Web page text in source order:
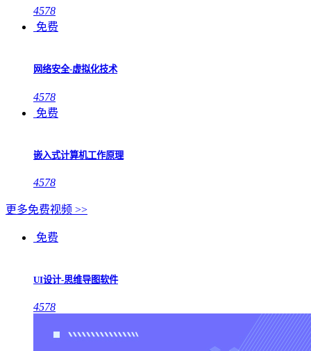
4578
免费
网络安全-虚拟化技术
4578
免费
嵌入式计算机工作原理
4578
更多免费视频 >>
免费
UI设计-思维导图软件
4578